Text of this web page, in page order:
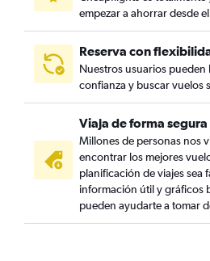
empezar a ahorrar desde
Reserva con
Nuestros usuarios
confianza y buscar vuelos
Viaja de forma segura
Millones de personas nos
encontrar los mejores
planificación de viajes
información útil y gráficos
pueden ayudarte a tomar